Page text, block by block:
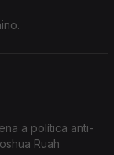
a política anti-
Ruah